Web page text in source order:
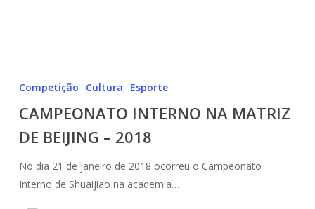
INTERNO
MATRIZ
DE
–
2018
Competição Cultura Esporte
CAMPEONATO INTERNO NA MATRIZ
DE BEIJING – 2018
No dia 21 de janeiro de 2018 ocorreu o Campeonato
Interno de Shuaijiao na academia…